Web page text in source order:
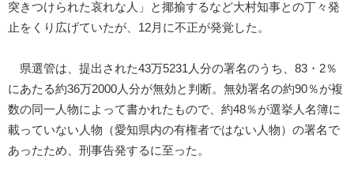
突きつけられた哀れな人」と揶揄するなど大村知事との丁々発
止をくり広げていたが、12月に不正が発覚した。
県選管は、提出された43万5231人分の署名のうち、83・2％
にあたる約36万2000人分が無効と判断。無効署名の約90％が複
数の同一人物によって書かれたもので、約48％が選挙人名簿に
載っていない人物（愛知県内の有権者ではない人物）の署名で
あったため、刑事告発するに至った。